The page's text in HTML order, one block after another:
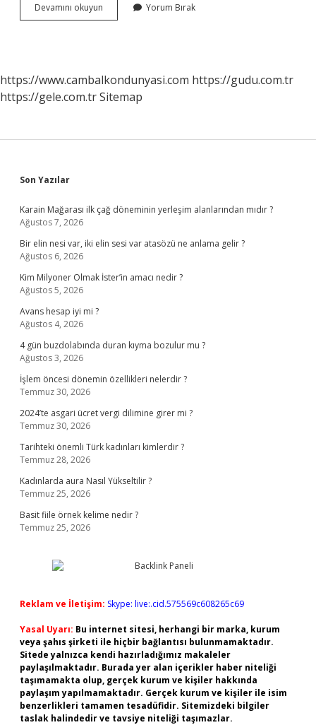
Devamını okuyun
Nerede
Yorum Bırak
https://www.cambalkondunyasi.com https://gudu.com.tr
https://gele.com.trSitemap
Sidebar
Son Yazılar
Karain Mağarası ilk çağ döneminin yerleşim alanlarından mıdır ?
Ağustos 7, 2026
Bir elin nesi var, iki elin sesi var atasözü ne anlama gelir ?
Ağustos 6, 2026
Kim Milyoner Olmak İster’in amacı nedir ?
Ağustos 5, 2026
Avans hesap iyi mi ?
Ağustos 4, 2026
4 gün buzdolabında duran kıyma bozulur mu ?
Ağustos 3, 2026
İşlem öncesi dönemin özellikleri nelerdir ?
Temmuz 30, 2026
2024’te asgari ücret vergi dilimine girer mi ?
Temmuz 30, 2026
Tarihteki önemli Türk kadınları kimlerdir ?
Temmuz 28, 2026
Kadınlarda aura Nasıl Yükseltilir ?
Temmuz 25, 2026
Basit fiile örnek kelime nedir ?
Temmuz 25, 2026
Reklam ve İletişim: Skype: live:.cid.575569c608265c69
Yasal Uyarı: Bu internet sitesi, herhangi bir marka, kurum
veya şahıs şirketi ile hiçbir bağlantısı bulunmamaktadır.
Sitede yalnızca kendi hazırladığımız makaleler
paylaşılmaktadır. Burada yer alan içerikler haber niteliği
taşımamakta olup, gerçek kurum ve kişiler hakkında
paylaşım yapılmamaktadır. Gerçek kurum ve kişiler ile isim
benzerlikleri tamamen tesadüfidir. Sitemizdeki bilgiler
taslak halindedir ve tavsiye niteliği taşımazlar.